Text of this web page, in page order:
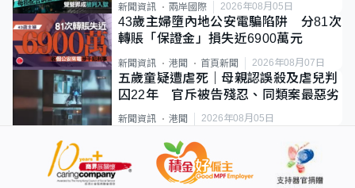
新聞資訊 兩岸國際 2026年08月05日
43歲主婦墮內地公安電騙陷阱 分81次
轉賬「保證金」損失近6900萬元
新聞資訊 港聞 首頁新聞 2026年08月07日
五歲童疑遭虐死｜母親認誤殺及虐兒判
囚22年 官斥被告殘忍、同類案最惡劣
新聞資訊 港聞 2026年08月05日